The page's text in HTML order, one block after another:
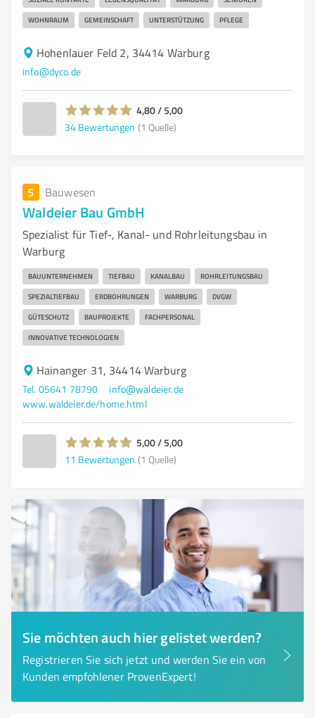
WOHNRAUM GEMEINSCHAFT UNTERSTÜTZUNG PFLEGE
Hohenlauer Feld 2, 34414 Warburg
info@dyco.de
4,80 / 5,00
34 Bewertungen (1 Quelle)
5 Bauwesen
Waldeier Bau GmbH
Spezialist für Tief-, Kanal- und Rohrleitungsbau in
Warburg
BAUUNTERNEHMEN TIEFBAU KANALBAU ROHRLEITUNGSBAU
SPEZIALTIEFBAU ERDBOHRUNGEN WARBURG DVGW
GÜTESCHUTZ BAUPROJEKTE FACHPERSONAL
INNOVATIVE TECHNOLOGIEN
Hainanger 31, 34414 Warburg
Tel. 05641 78790
info@waldeier.de
www.waldeier.de/home.html
5,00 / 5,00
11 Bewertungen (1 Quelle)
Sie möchten auch hier gelistet werden?
Registrieren Sie sich jetzt und werden Sie ein von
Kunden empfohlener ProvenExpert!